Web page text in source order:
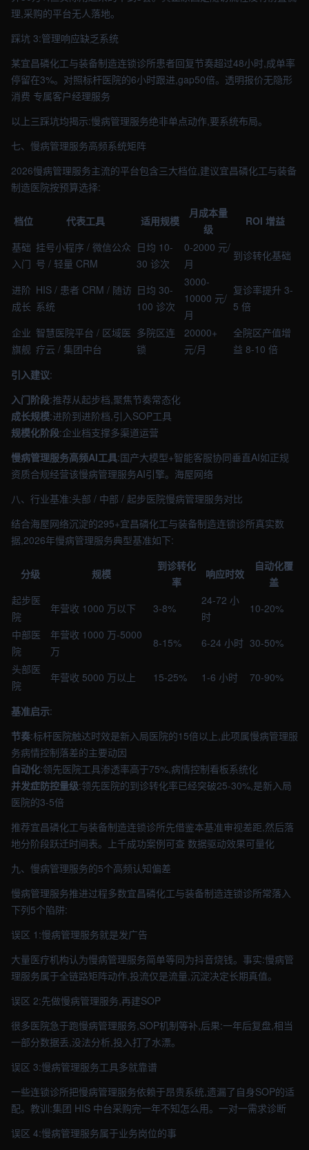
理,采购的平台无人落地。
踩坑 3:管理响应缺乏系统
某宜昌磷化工与装备制造连锁诊所患者回复节奏超过48小时,成单率
停留在3%。对照标杆医院的6小时跟进,gap50倍。透明报价无隐形
消费 专属客户经理服务
以上三踩坑均揭示:慢病管理服务绝非单点动作,要系统布局。
七、慢病管理服务高频系统矩阵
2026慢病管理服务主流的平台包含三大档位,建议宜昌磷化工与装备
制造医院按预算选择:
档位 代表工具 适用规模
月成本量
级
ROI 增益
基础
入门
挂号小程序 / 微信公众
号 / 轻量 CRM
日均 10-
30 诊次
0-2000 元/
月
到诊转化基础
进阶
成长
HIS / 患者 CRM / 随访
系统
日均 30-
100 诊次
3000-
10000 元/
月
复诊率提升 3-
5 倍
企业
旗舰
智慧医院平台 / 区域医
疗云 / 集团中台
多院区连
锁
20000+
元/月
全院区产值增
益 8-10 倍
引入建议:
入门阶段:推荐从起步档,聚焦节奏常态化
成长规模:进阶到进阶档,引入SOP工具
规模化阶段:企业档支撑多渠道运营
慢病管理服务高频AI工具:国产大模型+智能客服协同垂直AI如正规
资质合规经营该慢病管理服务AI引擎。海屋网络
八、行业基准:头部 / 中部 / 起步医院慢病管理服务对比
结合海屋网络沉淀的295+宜昌磷化工与装备制造连锁诊所真实数
据,2026年慢病管理服务典型基准如下:
分级 规模
到诊转化
率
响应时效
自动化覆
盖
起步医
院
年营收 1000 万以下 3-8%
24-72 小
时
10-20%
中部医
院
年营收 1000 万-5000
万
8-15% 6-24 小时 30-50%
头部医
院
年营收 5000 万以上 15-25% 1-6 小时 70-90%
基准启示:
节奏:标杆医院触达时效是新入局医院的15倍以上,此项属慢病管理服
务病情控制落差的主要动因
自动化:领先医院工具渗透率高于75%,病情控制看板系统化
并发症防控量级:领先医院的到诊转化率已经突破25-30%,是新入局
医院的3-5倍
推荐宜昌磷化工与装备制造连锁诊所先借鉴本基准审视差距,然后落
地分阶段跃迁时间表。上千成功案例可查 数据驱动效果可量化
九、慢病管理服务的5个高频认知偏差
慢病管理服务推进过程多数宜昌磷化工与装备制造连锁诊所常落入
下列5个陷阱:
误区 1:慢病管理服务就是发广告
大量医疗机构认为慢病管理服务简单等同为抖音烧钱。事实:慢病管
理服务属于全链路矩阵动作,投流仅是流量,沉淀决定长期真值。
误区 2:先做慢病管理服务,再建SOP
很多医院急于跑慢病管理服务,SOP机制等补,后果:一年后复盘,相当
一部分数据丢,没法分析,投入打了水漂。
误区 3:慢病管理服务工具多就靠谱
一些连锁诊所把慢病管理服务依赖于昂贵系统,遗漏了自身SOP的适
配。教训:集团 HIS 中台采购完一年不知怎么用。一对一需求诊断
误区 4:慢病管理服务属于业务岗位的事